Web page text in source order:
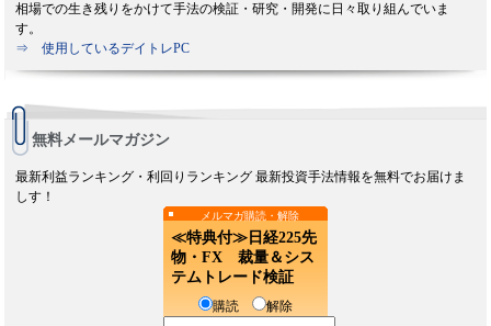
相場での生き残りをかけて手法の検証・研究・開発に日々取り組んでいま
す。
⇒ 使用しているデイトレPC
無料メールマガジン
最新利益ランキング・利回りランキング 最新投資手法情報を無料でお届けま
しす！
メルマガ購読・解除
≪特典付≫日経225先
物・FX 裁量＆シス
テムトレード検証
購読 解除